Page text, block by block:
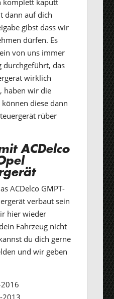
dann auf dich
gibst dass wir
dürfen. Es
von uns immer
durchgeführt, das
wirklich
haben wir die
diese dann
rüber
ACDelco
ACDelco GMPT-
verbaut sein
hier wieder
Fahrzeug nicht
du dich gerne
und wir geben
2013